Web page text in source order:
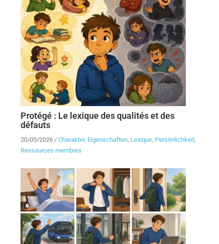
Protégé : Le lexique des qualités et des
défauts
20/05/2026/ Charakter, Eigenschaften, Lexique, Persönlichkeit,
Ressources membres